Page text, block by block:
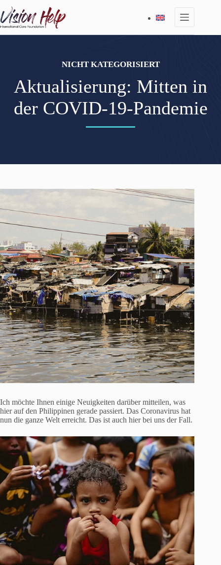
Inhalt
springen
NICHT KATEGORISIERT
Aktualisierung: Mitten in
der COVID-19-Pandemie
Ich möchte Ihnen einige Neuigkeiten darüber mitteilen, was
hier auf den Philippinen gerade passiert. Das Coronavirus hat
nun die ganze Welt erreicht. Das ist auch hier bei uns der Fall.